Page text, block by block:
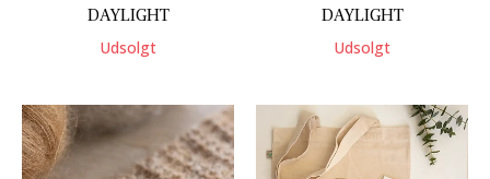
DAYLIGHT
Udsolgt
DAYLIGHT
Udsolgt